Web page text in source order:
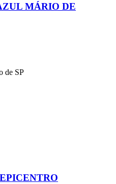
MÁRIO DE
de SP